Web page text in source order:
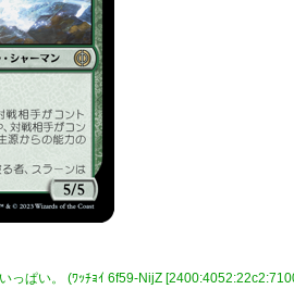
っぱい。 (ﾜｯﾁｮｲ 6f59-NijZ